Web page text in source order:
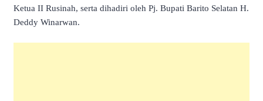
Ketua II Rusinah, serta dihadiri oleh Pj. Bupati Barito Selatan H.
Deddy Winarwan.